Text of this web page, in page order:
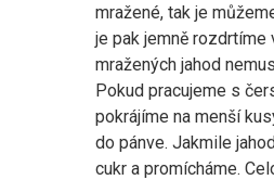
mražené, tak je
je pak jemně rozdrtíme
mražených jahod
Pokud pracujeme s
pokrájíme na menší
do pánve. Jakmile
cukr a promícháme.